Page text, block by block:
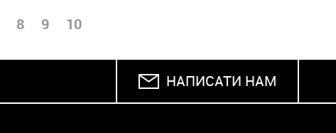
8 9 10
НАПИСАТИ НАМ